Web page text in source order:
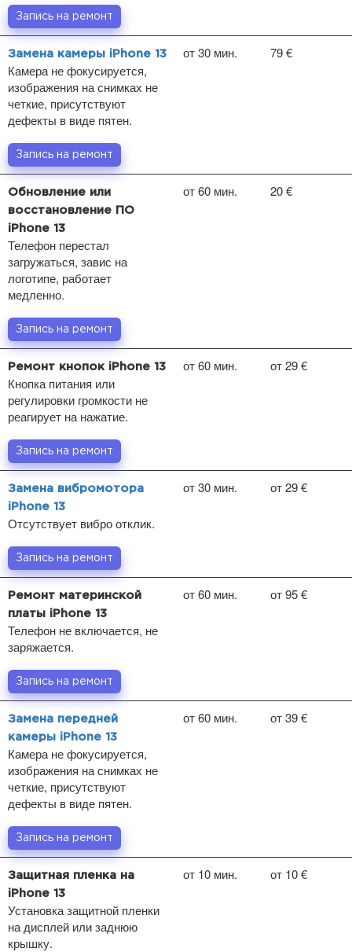
Запись на ремонт
Замена камеры iPhone 13
Камера не фокусируется,
изображения на снимках не
четкие, присутствуют
дефекты в виде пятен.
от 30 мин. 79 €
Запись на ремонт
Обновление или
восстановление ПО
iPhone 13
Телефон перестал
загружаться, завис на
логотипе, работает
медленно.
от 60 мин. 20 €
Запись на ремонт
Ремонт кнопок iPhone 13
Кнопка питания или
регулировки громкости не
реагирует на нажатие.
от 60 мин. от 29 €
Запись на ремонт
Замена вибромотора
iPhone 13
Отсутствует вибро отклик.
от 30 мин. от 29 €
Запись на ремонт
Ремонт материнской
платы iPhone 13
Телефон не включается, не
заряжается.
от 60 мин. от 95 €
Запись на ремонт
Замена передней
камеры iPhone 13
Камера не фокусируется,
изображения на снимках не
четкие, присутствуют
дефекты в виде пятен.
от 60 мин. от 39 €
Запись на ремонт
Защитная пленка на
iPhone 13
Установка защитной пленки
на дисплей или заднюю
крышку.
от 10 мин. от 10 €